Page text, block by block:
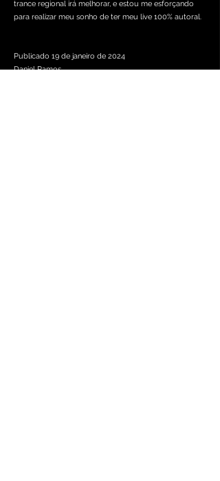
trance regional irá melhorar, e estou me esforçando
para realizar meu sonho de ter meu live 100% autoral.
Publicado 19 de janeiro de 2024
Daniel Ramos